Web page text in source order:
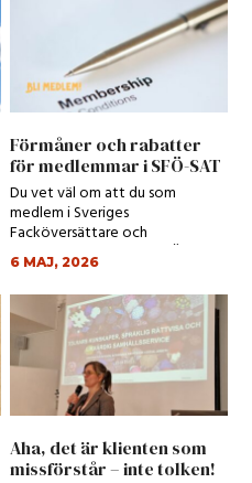
Förmåner och rabatter
för medlemmar i SFÖ-SAT
Du vet väl om att du som
medlem i Sveriges
Facköversättare och
Auktoriserade Tolkar (SFÖ-SAT)
har til...
6 MAJ, 2026
Aha, det är klienten som
missförstår – inte tolken!